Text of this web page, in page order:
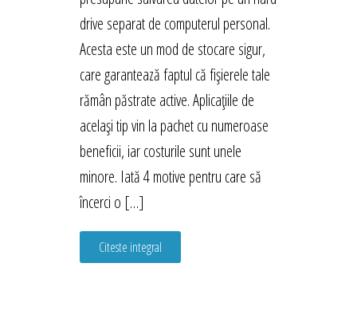
drive separat de computerul personal.
Acesta este un mod de stocare sigur,
care garantează faptul că fișierele tale
rămân păstrate active. Aplicațiile de
același tip vin la pachet cu numeroase
beneficii, iar costurile sunt unele
minore. Iată 4 motive pentru care să
încerci o […]
Citeste integral